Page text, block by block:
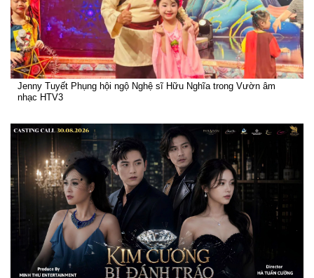
Jenny Tuyết Phụng hội ngộ Nghệ sĩ Hữu Nghĩa trong Vườn âm
nhạc HTV3